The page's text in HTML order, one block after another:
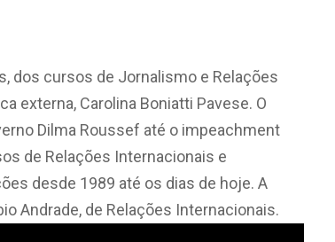
dos cursos de Jornalismo e Relações
externa, Carolina Boniatti Pavese. O
Dilma Roussef até o impeachment
de Relações Internacionais e
desde 1989 até os dias de hoje. A
Andrade, de Relações Internacionais.